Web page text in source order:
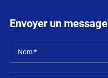
Envoyer un message
Nom:*